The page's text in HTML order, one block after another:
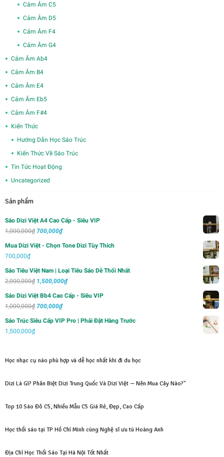
Cảm Âm C5
Cảm Âm D5
Cảm Âm F4
Cảm Âm G4
Cảm Âm Ab4
Cảm Âm B4
Cảm Âm E4
Cảm Âm Eb5
Cảm Âm F#4
Kiến Thức
Hướng Dẫn Học Sáo Trúc
Kiến Thức Về Sáo Trúc
Tin Tức Hoạt Động
Uncategorized
Sản phẩm
Sáo Dizi Việt A4 Cao Cấp - Siêu VIP
1,000,000₫ Giá
là:
700,000₫Giá
700,000₫.
Mua Dizi Việt - Chọn Tone Dizi Tùy Thích
700,000₫
Sáo Tiêu Việt Nam | Loại Tiêu Sáo Dễ Thổi Nhất
2,000,000₫ Giá
2,000,000₫.
1,500,000₫Giá
tại
1,500,000₫.
Sáo Dizi Việt Bb4 Cao Cấp - Siêu VIP
1,000,000₫ Giá
700,000₫Giá
Sáo Trúc Siêu Cấp VIP Pro | Phải Đặt Hàng Trước
1,500,000₫
Học nhạc cụ nào phù hợp và dễ học nhất khi đi du học
Dizi Là Gì? Phân Biệt Dizi Trung Quốc Và Dizi Việt — Nên Mua Cây Nào?"
Top 10 Sáo Đô C5, Nhiều Mẫu C5 Giá Rẻ, Đẹp, Cao Cấp
Học thổi sáo tại TP Hồ Chí Minh cùng Nghệ sĩ ưu tú Hoàng Anh
Địa Chỉ Học Thổi Sáo Tại Hà Nội Tốt Nhất